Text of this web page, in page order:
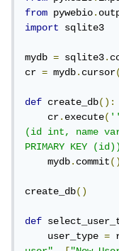
from pywebio.
import
sqlite3
mydb = sqlite3.
cr = mydb.cursor
def create_db():
    cr
.execute(
(id int, name
PRIMARY KEY
    mydb
.commit()
create_db()
def
    user_type
=